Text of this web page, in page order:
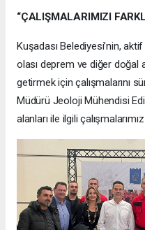
“ÇALIŞMALARIMIZI
Kuşadası Belediyesi’nin,
olası deprem ve diğer doğal
getirmek için çalışmalarını
Müdürü Jeoloji Mühendisi
alanları ile ilgili